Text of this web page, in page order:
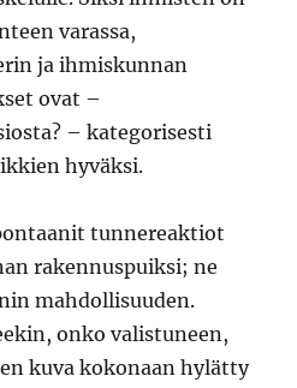
varassa,
ja ihmiskunnan
ovat –
– kategorisesti
hyväksi.
tunnereaktiot
rakennuspuiksi; ne
mahdollisuuden.
onko valistuneen,
kuva kokonaan hylätty